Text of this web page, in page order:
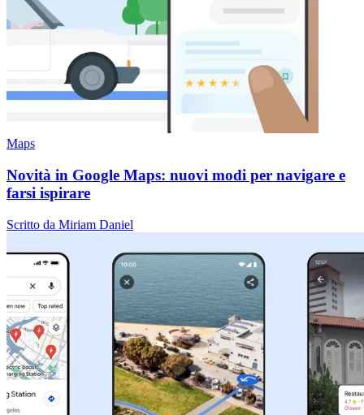
Maps
Novità in Google Maps: nuovi modi per navigare e
farsi ispirare
Scritto da Miriam Daniel